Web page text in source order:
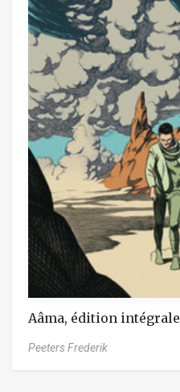
Aâma, édition intégrale
Peeters Frederik